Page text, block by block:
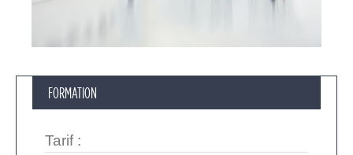
FORMATION
Tarif: